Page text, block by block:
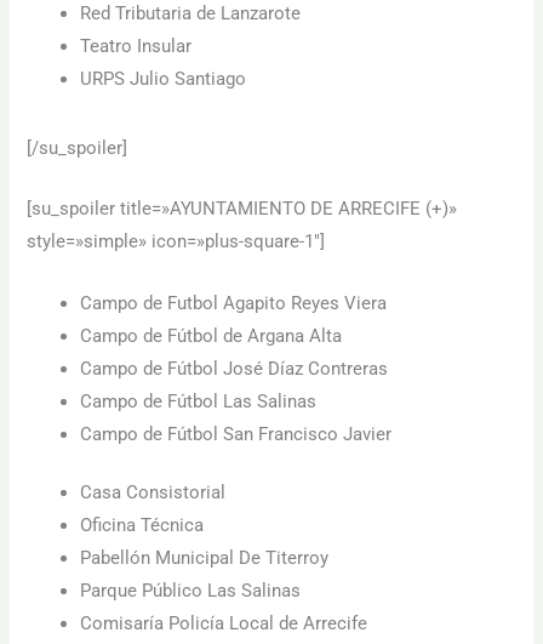
Red Tributaria de Lanzarote
Teatro Insular
URPS Julio Santiago
[/su_spoiler]
[su_spoiler title=»AYUNTAMIENTO DE ARRECIFE (+)»
style=»simple» icon=»plus-square-1″]
Campo de Futbol Agapito Reyes Viera
Campo de Fútbol de Argana Alta
Campo de Fútbol José Díaz Contreras
Campo de Fútbol Las Salinas
Campo de Fútbol San Francisco Javier
Casa Consistorial
Oficina Técnica
Pabellón Municipal De Titerroy
Parque Público Las Salinas
Comisaría Policía Local de Arrecife